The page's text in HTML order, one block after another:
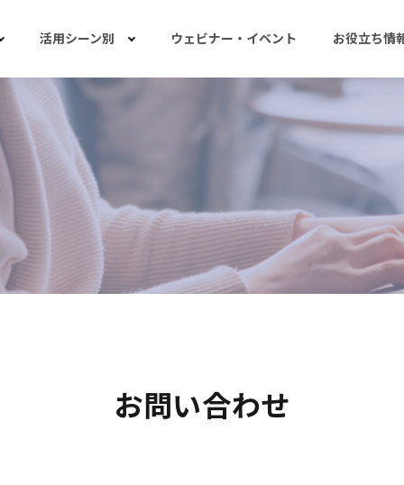
活用シーン別 ウェビナー・イベント お役立ち情
お問い合わせ